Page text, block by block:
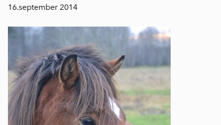
16.september 2014